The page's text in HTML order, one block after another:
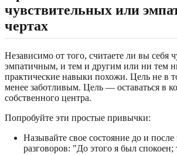
чувствительных или
чертах
Независимо от того, считаете ли вы себя
эмпатичным, и тем и другим или ни тем
практические навыки похожи. Цель не в
менее заботливым. Цель — оставаться в
собственного центра.
Попробуйте эти простые привычки:
Называйте свое состояние до и
разговоров: "До этого я был